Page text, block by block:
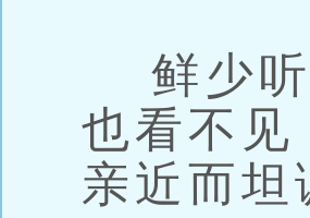
鲜少听
也看不见
亲近而坦